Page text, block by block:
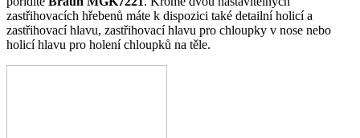
zastřihovacích hřebenů máte k dispozici také detailní holicí a
zastřihovací hlavu, zastřihovací hlavu pro chloupky v nose nebo
holicí hlavu pro holení chloupků na těle.